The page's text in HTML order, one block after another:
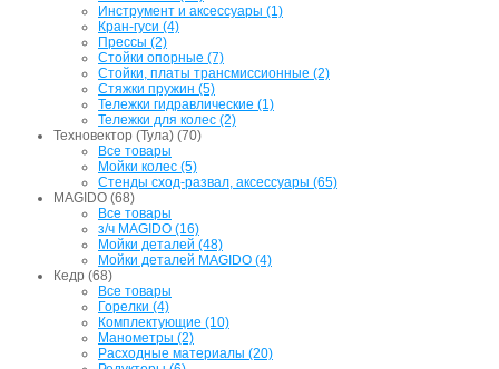
Инструмент и аксессуары (1)
Кран-гуси (4)
Прессы (2)
Стойки опорные (7)
Стойки, платы трансмиссионные (2)
Стяжки пружин (5)
Тележки гидравлические (1)
Тележки для колес (2)
Техновектор (Тула) (70)
Все товары
Мойки колес (5)
Стенды сход-развал, аксессуары (65)
MAGIDO (68)
Все товары
з/ч MAGIDO (16)
Мойки деталей (48)
Мойки деталей MAGIDO (4)
Кедр (68)
Все товары
Горелки (4)
Комплектующие (10)
Манометры (2)
Расходные материалы (20)